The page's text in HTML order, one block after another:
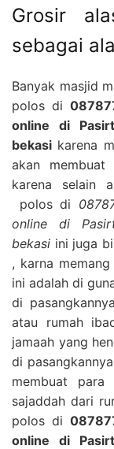
Grosir
sebagai
Banyak masjid
polos di
online di
bekasi karena
akan membuat
karena selain
polos di
online di
bekasi ini juga
, karna
ini adalah di
di
atau rumah
jamaah yang
di
membuat
sajaddah dari
polos di
online di